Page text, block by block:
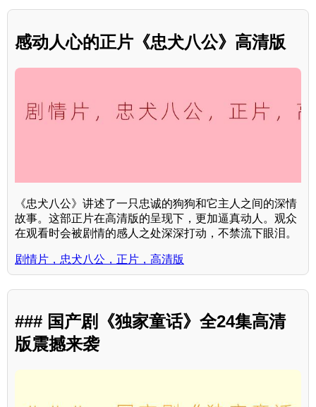
感动人心的正片《忠犬八公》高清版
《忠犬八公》讲述了一只忠诚的狗狗和它主人之间的深情
故事。这部正片在高清版的呈现下，更加逼真动人。观众
在观看时会被剧情的感人之处深深打动，不禁流下眼泪。
剧情片，忠犬八公，正片，高清版
### 国产剧《独家童话》全24集高清
版震撼来袭